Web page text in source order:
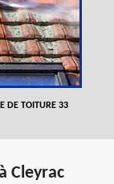
DE TOITURE 33
Cleyrac